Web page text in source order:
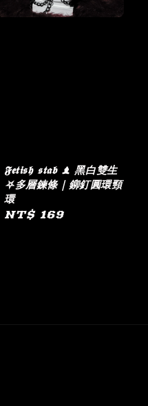
𝕱𝖊𝖙𝖎𝖘𝖍 𝖘𝖙𝖆𝖇 ♝ 黑白雙生
⛧多層鍊條｜鉚釘圓環頸
環
Regular
NT$ 169